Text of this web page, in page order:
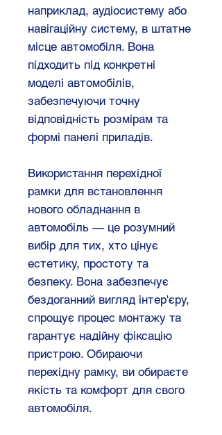
наприклад, аудіосистему або
навігаційну систему, в штатне
місце автомобіля. Вона
підходить під конкретні
моделі автомобілів,
забезпечуючи точну
відповідність розмірам та
формі панелі приладів.
Використання перехідної
рамки для встановлення
нового обладнання в
автомобіль — це розумний
вибір для тих, хто цінує
естетику, простоту та
безпеку. Вона забезпечує
бездоганний вигляд інтер'єру,
спрощує процес монтажу та
гарантує надійну фіксацію
пристрою. Обираючи
перехідну рамку, ви обираєте
якість та комфорт для свого
автомобіля.